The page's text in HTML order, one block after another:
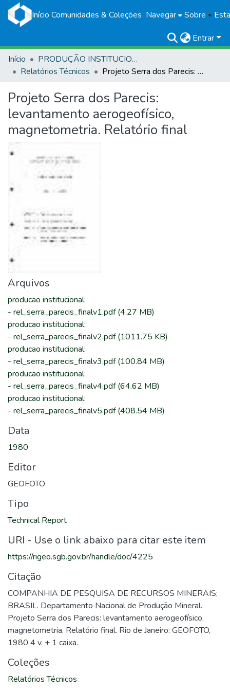
Início Comunidades & Coleções Navegar Sobre
Entrar
Início
PRODUÇÃO INSTITUCIONAL
Relatórios Técnicos
Projeto Serra dos Parecis: levantamento aerogeofísico, magnetometria. Relatório final
Projeto Serra dos Parecis:
levantamento aerogeofísico,
magnetometria. Relatório final
Arquivos
producao institucional:
- rel_serra_parecis_finalv1.pdf(4.27 MB)
producao institucional:
- rel_serra_parecis_finalv2.pdf(1011.75 KB)
producao institucional:
- rel_serra_parecis_finalv3.pdf(100.84 MB)
producao institucional:
- rel_serra_parecis_finalv4.pdf(64.62 MB)
producao institucional:
- rel_serra_parecis_finalv5.pdf(408.54 MB)
Data
1980
Editor
GEOFOTO
Tipo
Technical Report
URI - Use o link abaixo para citar este item
https://rigeo.sgb.gov.br/handle/doc/4225
Citação
COMPANHIA DE PESQUISA DE RECURSOS MINERAIS;
BRASIL. Departamento Nacional de Produção Mineral.
Projeto Serra dos Parecis: levantamento aerogeofísico,
magnetometria. Relatório final. Rio de Janeiro: GEOFOTO,
1980 4 v. + 1 caixa.
Coleções
Relatórios Técnicos